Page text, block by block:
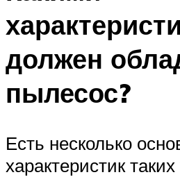
должен
пылесос?
Есть несколько
характеристик